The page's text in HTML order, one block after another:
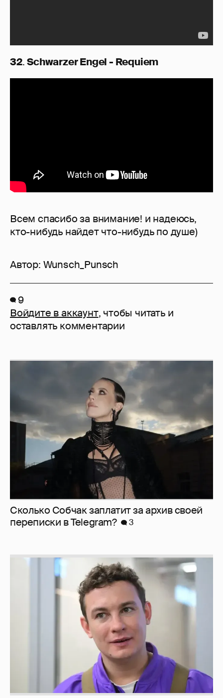
32.Schwarzer Engel - Requiem
Всем спасибо за внимание! и надеюсь,
кто-нибудь найдет что-нибудь по душе)
Автор: Wunsch_Punsch
9
Войдите в аккаунт, чтобы читать и
оставлять комментарии
Сколько Собчак заплатит за архив своей
перeписки в Telegram?
3